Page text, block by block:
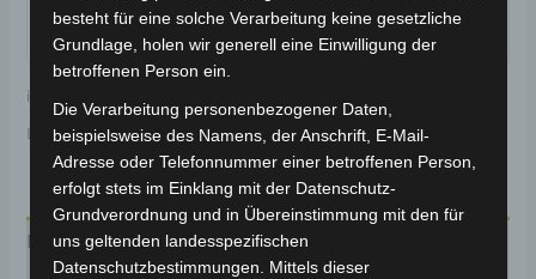
inkl. 19 % MwSt.
Lieferzeit:Versandfertig innerhalb 24 Stunden*
Beschreibung
besteht für eine solche Verarbeitung keine gesetzliche
Grundlage, holen wir generell eine Einwilligung der
betroffenen Person ein.
Die Verarbeitung personenbezogener Daten,
beispielsweise des Namens, der Anschrift, E-Mail-
Adresse oder Telefonnummer einer betroffenen Person,
erfolgt stets im Einklang mit der Datenschutz-
Grundverordnung und in Übereinstimmung mit den für
uns geltenden landesspezifischen
Datenschutzbestimmungen. Mittels dieser